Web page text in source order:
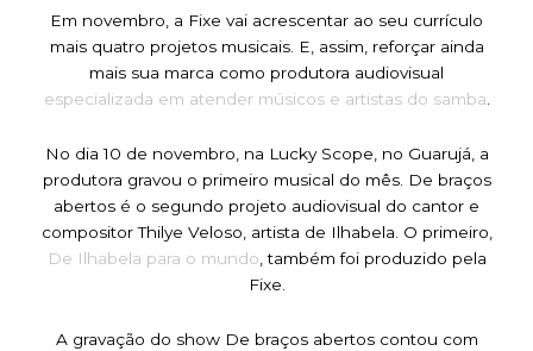
Em novembro, a Fixe vai acrescentar ao seu currículo
mais quatro projetos musicais. E, assim, reforçar ainda
mais sua marca como produtora audiovisual
especializada em atender músicos e artistas do samba
No dia 10 de novembro, na Lucky Scope, no Guarujá, a
produtora gravou o primeiro musical do mês. De braços
abertos é o segundo projeto audiovisual do cantor e
compositor Thilye Veloso, artista de Ilhabela. O primeiro,
De Ilhabela para o mundo , também foi produzido pela
Fixe.
A gravação do show De braços abertos contou com